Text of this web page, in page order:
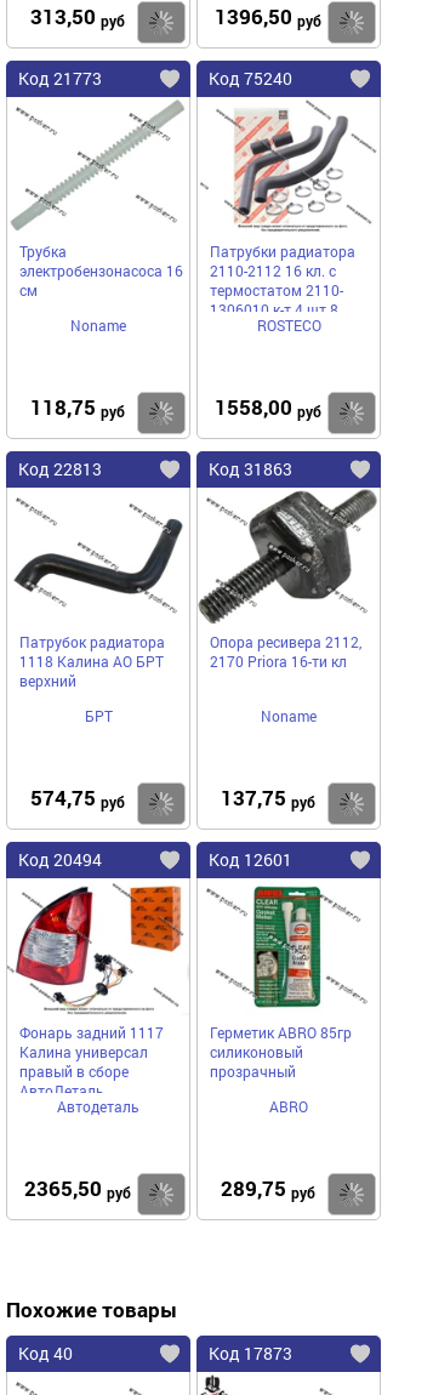
313,50 руб Купить
1396,50 руб
Код 21773
Трубка
электробензонасоса 16
см
Noname
118,75 руб Купить
Код 75240
Патрубки радиатора
2110-2112 16 кл. с
термостатом 2110-
1306010 к-т 4 шт 8
хомутов ROSTECO
ROSTECO
1558,00 руб
Код 22813
Патрубок радиатора
1118 Калина АО БРТ
верхний
БРТ
574,75 руб Купить
Код 31863
Опора ресивера 2112,
2170 Priora 16-ти кл
Noname
137,75 руб
Код 20494
Фонарь задний 1117
Калина универсал
правый в сборе
АвтоДеталь
Автодеталь
2365,50 руб Купить
Код 12601
Герметик ABRO 85гр
силиконовый
прозрачный
ABRO
289,75 руб
Похожие товары
Код 40 Код 17873